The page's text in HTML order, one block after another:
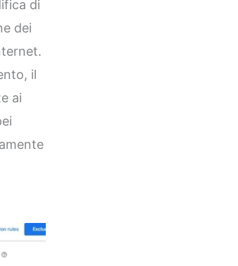
di
dei
il
ai